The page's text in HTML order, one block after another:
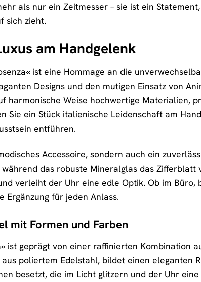
als nur ein Zeitmesser – sie ist ein
sich zieht.
am Handgelenk
ist eine Hommage an die
Designs und den mutigen Einsatz von
harmonische Weise hochwertige Materialien,
Sie ein Stück italienische Leidenschaft am
entführen.
Accessoire, sondern auch ein
das robuste Mineralglas das
verleiht der Uhr eine edle Optik. Ob im
Ergänzung für jeden Anlass.
mit Formen und Farben
ist geprägt von einer raffinierten Kombination
poliertem Edelstahl, bildet einen eleganten
besetzt, die im Licht glitzern und der Uhr